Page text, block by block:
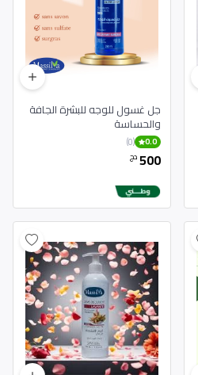
جل غسول للوجه للبشرة الجافة
والحساسة
0.0
(0)
500دج